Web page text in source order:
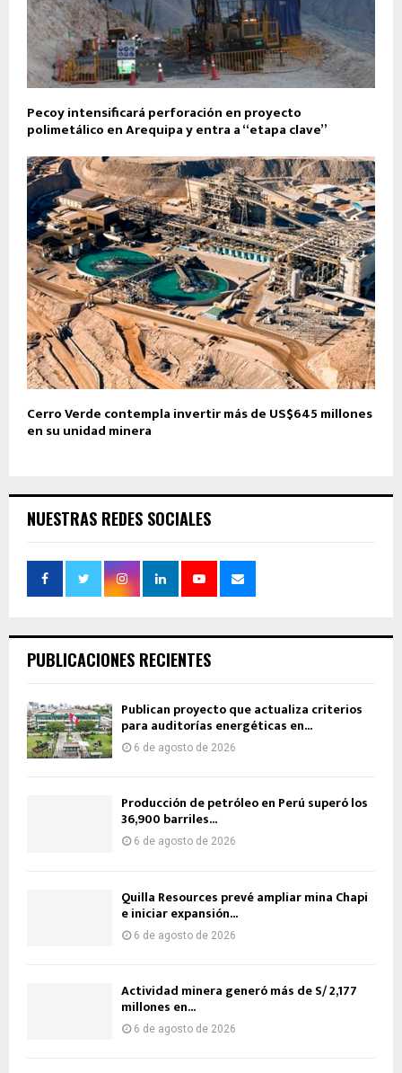
Pecoy intensificará perforación en proyecto
polimetálico en Arequipa y entra a “etapa clave”
Cerro Verde contempla invertir más de US$645 millones
en su unidad minera
NUESTRAS REDES SOCIALES
PUBLICACIONES RECIENTES
Publican proyecto que actualiza criterios
para auditorías energéticas en...
6 de agosto de 2026
Producción de petróleo en Perú superó los
36,900 barriles...
6 de agosto de 2026
Quilla Resources prevé ampliar mina Chapi
e iniciar expansión...
6 de agosto de 2026
Actividad minera generó más de S/ 2,177
millones en...
6 de agosto de 2026